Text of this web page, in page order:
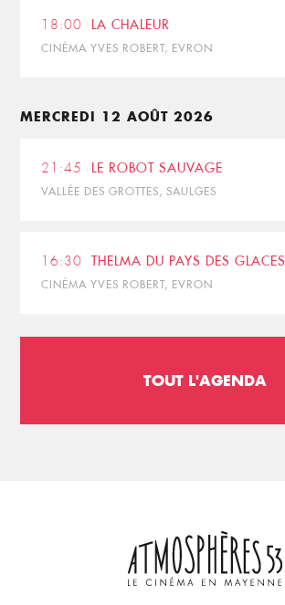
18:00 LA CHALEUR
CINÉMA YVES ROBERT, EVRON
MERCREDI 12 AOÛT 2026
21:45 LE ROBOT SAUVAGE
VALLÉE DES GROTTES, SAULGES
16:30 THELMA DU PAYS DES GLACES
CINÉMA YVES ROBERT, EVRON
TOUT L'AGENDA